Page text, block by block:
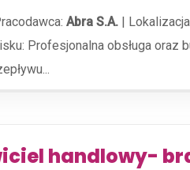
Abra S.A. |
Profesjonalna obsługa
handlowy-